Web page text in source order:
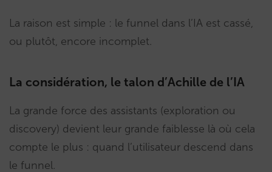
La raison est simple : le funnel dans l’IA est cassé,
ou plutôt, encore incomplet.
La considération, le talon d’Achille de l’IA
La grande force des assistants (exploration ou
discovery) devient leur grande faiblesse là où cela
compte le plus : quand l’utilisateur descend dans
le funnel.